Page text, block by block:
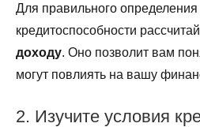
Для правильного определения
кредитоспособности
доходу. Оно позволит вам
могут повлиять на вашу
2. Изучите условия